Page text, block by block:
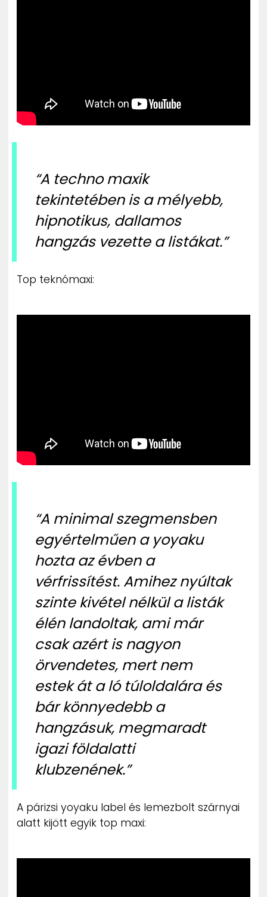
“A techno maxik
tekintetében is a mélyebb,
hipnotikus, dallamos
hangzás vezette a listákat.”
Top teknómaxi:
“A minimal szegmensben
egyértelműen a yoyaku
hozta az évben a
vérfrissítést. Amihez nyúltak
szinte kivétel nélkül a listák
élén landoltak, ami már
csak azért is nagyon
örvendetes, mert nem
estek át a ló túloldalára és
bár könnyedebb a
hangzásuk, megmaradt
igazi földalatti
klubzenének.”
A párizsi yoyaku label és lemezbolt szárnyai
alatt kijött egyik top maxi: